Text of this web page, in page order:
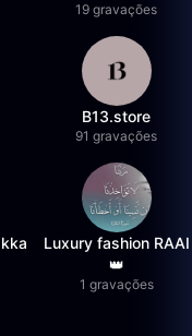
19 gravações
B13.store
91 gravações
Luxury fashion RAAI
👑
1 gravações